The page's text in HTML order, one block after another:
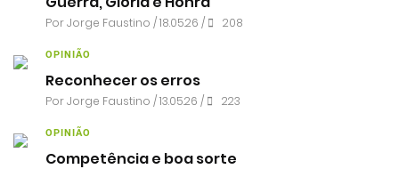
PorJorge Faustino / 18.05.26 / 208
OPINIÃO
Reconhecer os erros
PorJorge Faustino / 13.05.26 / 223
OPINIÃO
Competência e boa sorte